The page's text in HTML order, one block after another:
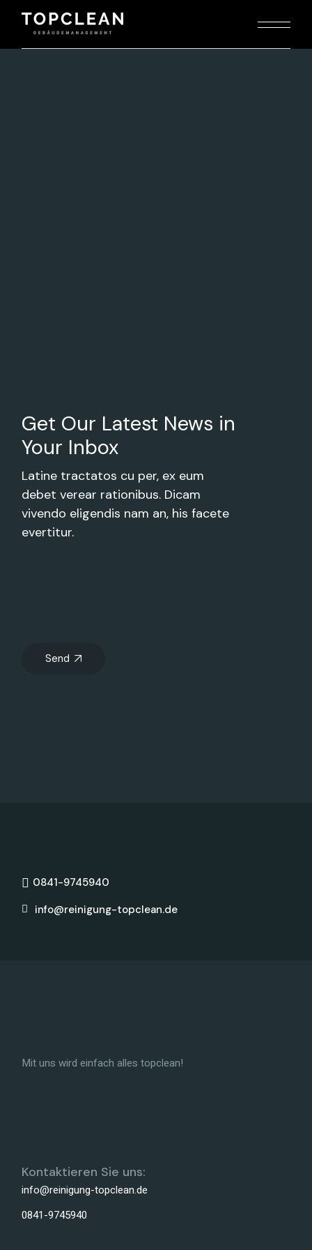
Get Our Latest News in
Your Inbox
Latine tractatos cu per, ex eum
debet verear rationibus. Dicam
vivendo eligendis nam an, his facete
evertitur.
Send
0841-9745940
info@reinigung-topclean.de
Mit uns wird einfach alles topclean!
Kontaktieren Sie uns:
info@reinigung-topclean.de
0841-9745940